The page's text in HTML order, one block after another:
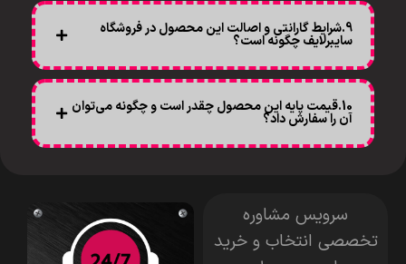
9.شرایط گارانتی و اصالت این محصول در فروشگاه
سایبرلایف چگونه است؟
10.قیمت پایه این محصول چقدر است و چگونه می‌توان
آن را سفارش داد؟
سرویس مشاوره
تخصصی انتخاب و خرید